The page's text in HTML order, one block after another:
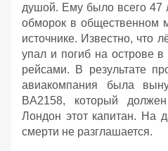
душой. Ему было всего 47
обморок в общественном
источнике. Известно, что
упал и погиб на острове
рейсами. В результате
авиакомпания была
BA2158, который
Лондон этот капитан. На
смерти не разглашается.